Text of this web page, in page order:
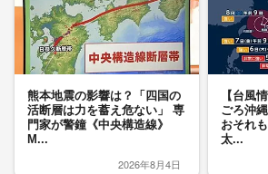
熊本地震の影響は？「四国の
活断層は力を蓄え危ない」 専
門家が警鐘《中央構造線》
M...
2026年8月4日
【台風
ごろ沖
おそれ
太...